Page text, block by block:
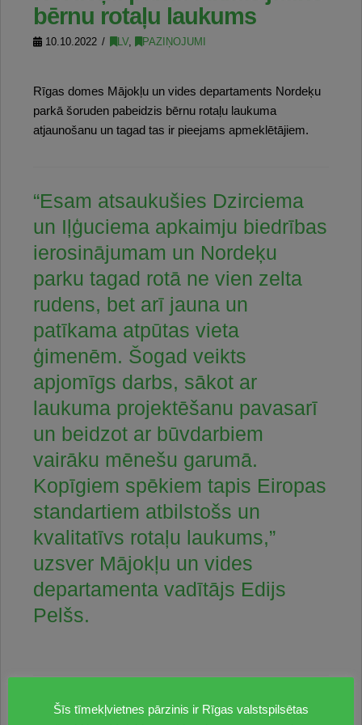
bērnu rotaļu laukums
10.10.2022 LV, PAZIŅOJUMI
Rīgas domes Mājokļu un vides departaments Nordeķu
parkā šoruden pabeidzis bērnu rotaļu laukuma
atjaunošanu un tagad tas ir pieejams apmeklētājiem.
“Esam atsaukušies Dzirciema
un Iļģuciema apkaimju biedrības
ierosinājumam un Nordeķu
parku tagad rotā ne vien zelta
rudens, bet arī jauna un
patīkama atpūtas vieta
ģimenēm. Šogad veikts
apjomīgs darbs, sākot ar
laukuma projektēšanu pavasarī
un beidzot ar būvdarbiem
vairāku mēnešu garumā.
Kopīgiem spēkiem tapis Eiropas
standartiem atbilstošs un
kvalitatīvs rotaļu laukums,”
uzsver Mājokļu un vides
departamenta vadītājs Edijs
Pelšs.
Darbu gaitā demontēts vecais bērnu rotaļu laukums,
Šīs tīmekļvietnes pārzinis ir Rīgas valstspilsētas